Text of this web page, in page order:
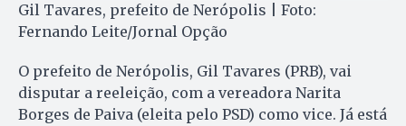
Gil Tavares, prefeito de Nerópolis | Foto:
Fernando Leite/Jornal Opção
O prefeito de Nerópolis, Gil Tavares (PRB), vai
disputar a reeleição, com a vereadora Narita
Borges de Paiva (eleita pelo PSD) como vice. Já está